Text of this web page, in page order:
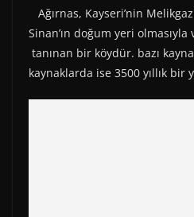
e
b
o
o
k
w
i
t
t
e
r
t
e
r
e
s
t
Ağırnas, Kayseri’nin
Sinan’ın doğum yeri
tanınan bir köydür. bazı
kaynaklarda ise 3500 yıllık bir